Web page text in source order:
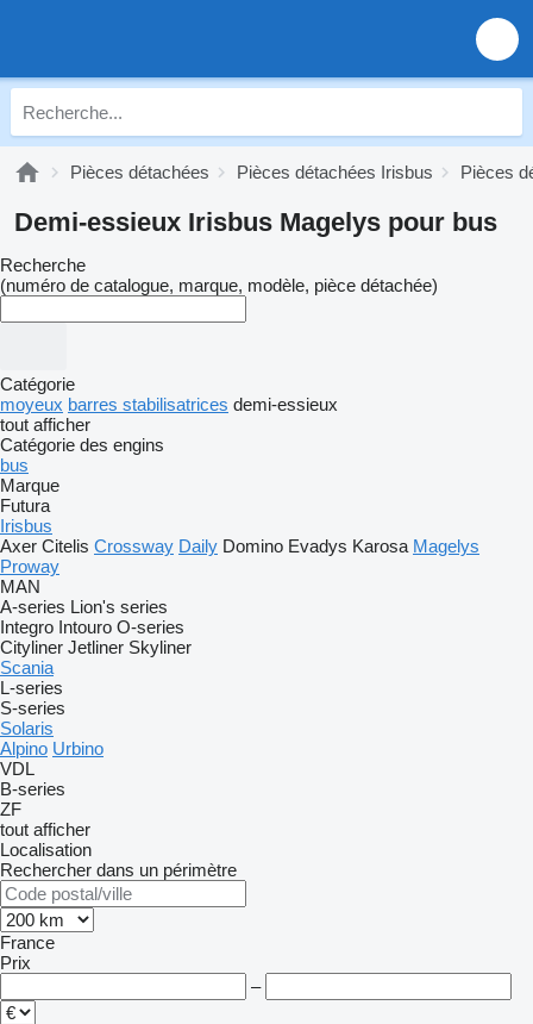
Pièces détachées Pièces détachées Irisbus Pièces
Demi-essieux Irisbus Magelys pour bus
Recherche
(numéro de catalogue, marque, modèle, pièce détachée)
Catégorie
moyeux barres stabilisatrices demi-essieux
tout afficher
Catégorie des engins
bus
Marque
Futura
Irisbus
Axer Citelis Crossway Daily Domino Evadys Karosa Magelys
Proway
MAN
A-series Lion's series
Integro Intouro O-series
Cityliner Jetliner Skyliner
Scania
L-series
S-series
Solaris
Alpino Urbino
VDL
B-series
ZF
tout afficher
Localisation
Rechercher dans un périmètre
France
Prix
–